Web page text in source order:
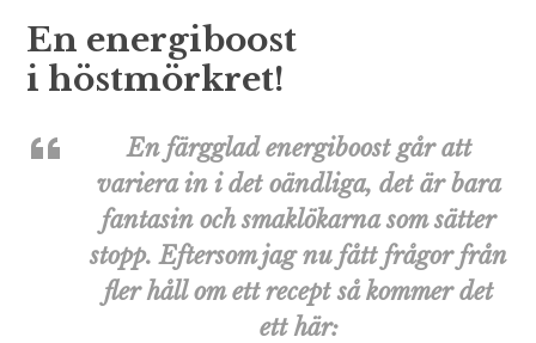
En energiboost
i höstmörkret!
En färgglad energiboost går att
variera in i det oändliga, det är bara
fantasin och smaklökarna som sätter
stopp. Eftersom jag nu fått frågor från
fler håll om ett recept så kommer det
ett här: